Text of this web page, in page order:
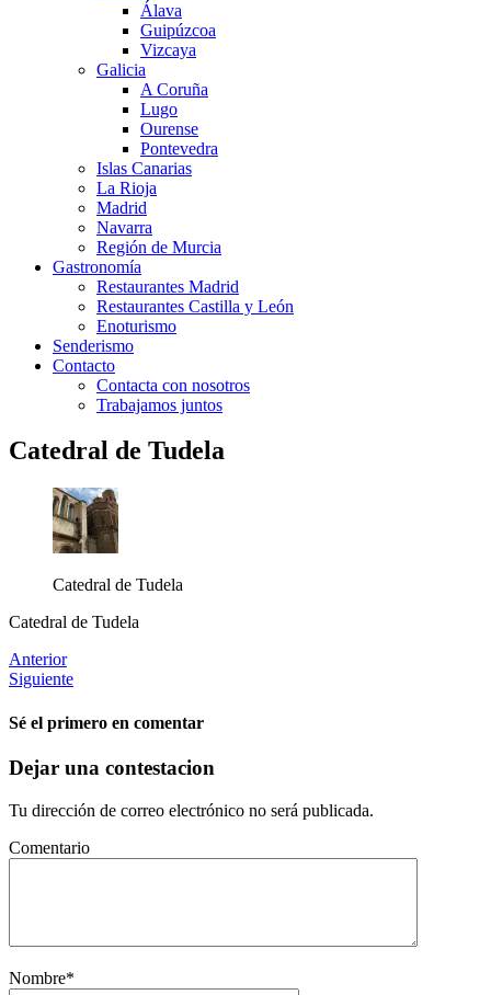
Álava
Guipúzcoa
Vizcaya
Galicia
A Coruña
Lugo
Ourense
Pontevedra
Islas Canarias
La Rioja
Madrid
Navarra
Región de Murcia
Gastronomía
Restaurantes Madrid
Restaurantes Castilla y León
Enoturismo
Senderismo
Contacto
Contacta con nosotros
Trabajamos juntos
Catedral de Tudela
Catedral de Tudela
Catedral de Tudela
Anterior
Siguiente
Sé el primero en comentar
Dejar una contestacion
Tu dirección de correo electrónico no será publicada.
Comentario
Nombre*